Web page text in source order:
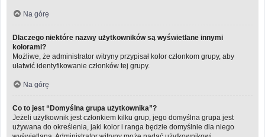
Na górę
Dlaczego niektóre nazwy użytkowników są wyświetlane innymi
kolorami?
Możliwe, że administrator witryny przypisał kolor członkom grupy, aby
ułatwić identyfikowanie członków tej grupy.
Na górę
Co to jest “Domyślna grupa użytkownika”?
Jeżeli użytkownik jest członkiem kilku grup, jego domyślna grupa jest
używana do określenia, jaki kolor i ranga będzie domyślnie dla niego